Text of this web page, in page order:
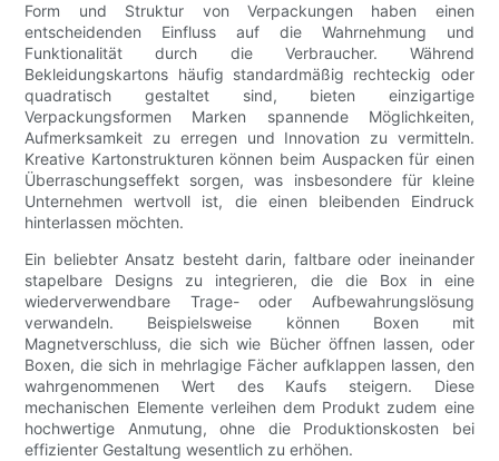
Form und Struktur von Verpackungen haben einen
entscheidenden Einfluss auf die Wahrnehmung und
Funktionalität durch die Verbraucher. Während
Bekleidungskartons häufig standardmäßig rechteckig oder
quadratisch gestaltet sind, bieten einzigartige
Verpackungsformen Marken spannende Möglichkeiten,
Aufmerksamkeit zu erregen und Innovation zu vermitteln.
Kreative Kartonstrukturen können beim Auspacken für einen
Überraschungseffekt sorgen, was insbesondere für kleine
Unternehmen wertvoll ist, die einen bleibenden Eindruck
hinterlassen möchten.
Ein beliebter Ansatz besteht darin, faltbare oder ineinander
stapelbare Designs zu integrieren, die die Box in eine
wiederverwendbare Trage- oder Aufbewahrungslösung
verwandeln. Beispielsweise können Boxen mit
Magnetverschluss, die sich wie Bücher öffnen lassen, oder
Boxen, die sich in mehrlagige Fächer aufklappen lassen, den
wahrgenommenen Wert des Kaufs steigern. Diese
mechanischen Elemente verleihen dem Produkt zudem eine
hochwertige Anmutung, ohne die Produktionskosten bei
effizienter Gestaltung wesentlich zu erhöhen.